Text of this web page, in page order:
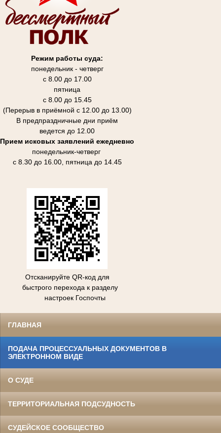
Режим работы суда:
понедельник - четверг
с 8.00 до 17.00
пятница
с 8.00 до 15.45
(Перерыв в приёмной с 12.00 до 13.00)
В предпраздничные дни приём
ведется до 12.00
Прием исковых заявлений ежедневно
понедельник-четверг
с 8.30 до 16.00, пятница до 14.45
Отсканируйте QR-код для
быстрого перехода к разделу
настроек Госпочты
ГЛАВНАЯ
ПОДАЧА ПРОЦЕССУАЛЬНЫХ ДОКУМЕНТОВ В
ЭЛЕКТРОННОМ ВИДЕ
О СУДЕ
ТЕРРИТОРИАЛЬНАЯ ПОДСУДНОСТЬ
СУДЕЙСКОЕ СООБЩЕСТВО